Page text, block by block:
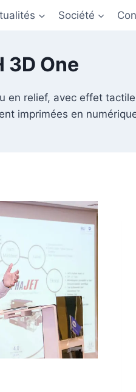
Société
3D One
en relief, avec effet
imprimées en